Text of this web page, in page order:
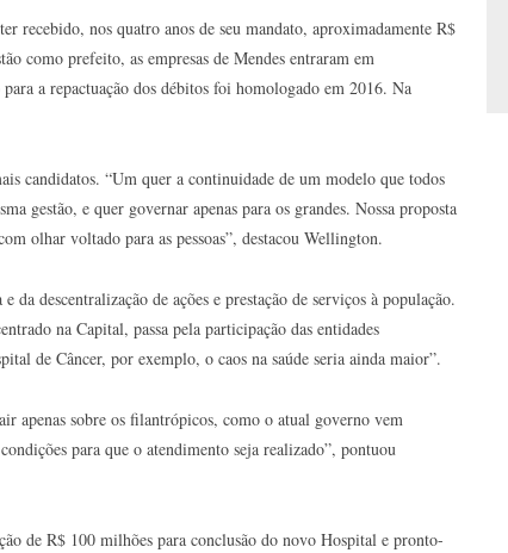
nos quatro anos de seu mandato, aproximadamente R$
como prefeito, as empresas de Mendes entraram em
a repactuação dos débitos foi homologado em 2016. Na
candidatos. “Um quer a continuidade de um modelo que todos
gestão, e quer governar apenas para os grandes. Nossa proposta
olhar voltado para as pessoas”, destacou Wellington.
descentralização de ações e prestação de serviços à população.
na Capital, passa pela participação das entidades
de Câncer, por exemplo, o caos na saúde seria ainda maior”.
apenas sobre os filantrópicos, como o atual governo vem
para que o atendimento seja realizado”, pontuou
de R$ 100 milhões para conclusão do novo Hospital e pronto-